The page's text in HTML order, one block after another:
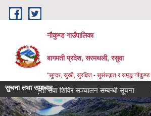
Skip to main content
नौकुण्ड गाउँपालिका
बागमती प्रदेश, सरमथली, रसुवा
"सुन्दर, सुखी, सुरक्षित - सुसंस्कृत र समृद्ध नौकुण्ड
सुचना तथा समाचार
घुम्ती सेवा शिविर सञ्‍चालन सम्बन्धी सूचना